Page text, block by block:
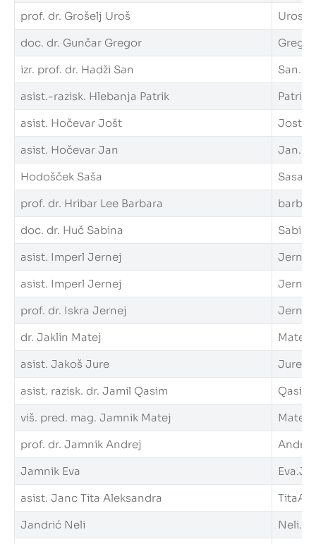
prof. dr. Grošelj Uroš
doc. dr. Gunčar Gregor
izr. prof. dr. Hadži San
asist.-razisk. Hlebanja Patrik
asist. Hočevar Jošt
asist. Hočevar Jan
Hodošček Saša
prof. dr. Hribar Lee Barbara
doc. dr. Huč Sabina
asist. Imperl Jernej
asist. Imperl Jernej
prof. dr. Iskra Jernej
dr. Jaklin Matej
asist. Jakoš Jure
asist. razisk. dr. Jamil Qasim
viš. pred. mag. Jamnik Matej
prof. dr. Jamnik Andrej
Jamnik Eva
asist. Janc Tita Aleksandra
Jandrić Neli